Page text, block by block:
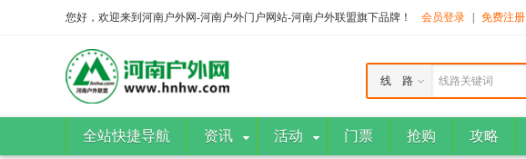
您好，欢迎来到河南户外网-河南户外门户网站-河南户外联盟旗下品牌！ 会员登录 免费注册
线路关键词
线 路
全站快捷导航 资讯 活动 门票 抢购 攻略